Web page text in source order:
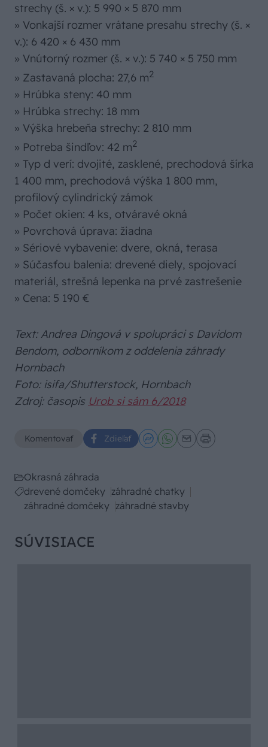
strechy (š. × v.): 5 990 × 5 870 mm
» Vonkajší rozmer vrátane presahu strechy (š. ×
v.): 6 420 × 6 430 mm
» Vnútorný rozmer (š. × v.): 5 740 × 5 750 mm
» Zastavaná plocha: 27,6 m2
» Hrúbka steny: 40 mm
» Hrúbka strechy: 18 mm
» Výška hrebeňa strechy: 2 810 mm
» Potreba šindľov: 42 m2
» Typ d verí: dvojité, zasklené, prechodová šírka
1 400 mm, prechodová výška 1 800 mm,
profilový cylindrický zámok
» Počet okien: 4 ks, otváravé okná
» Povrchová úprava: žiadna
» Sériové vybavenie: dvere, okná, terasa
» Súčasťou balenia: drevené diely, spojovací
materiál, strešná lepenka na prvé zastrešenie
» Cena: 5 190 €
Text: Andrea Dingová v spolupráci s Davidom
Bendom, odborníkom z oddelenia záhrady
Hornbach
Foto: isifa/Shutterstock, Hornbach
Zdroj: časopis Urob si sám 6/2018
Komentovať Zdieľať
Okrasná záhrada
drevené domčeky záhradné chatky
záhradné domčeky záhradné stavby
SÚVISIACE